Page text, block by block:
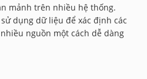
mảnh trên nhiều hệ thống.
dụng dữ liệu để xác định các
nguồn một cách dễ dàng